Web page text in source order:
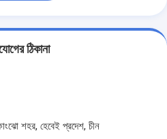
ঠিকানা
শহর, হেবেই প্রদেশ, চীন